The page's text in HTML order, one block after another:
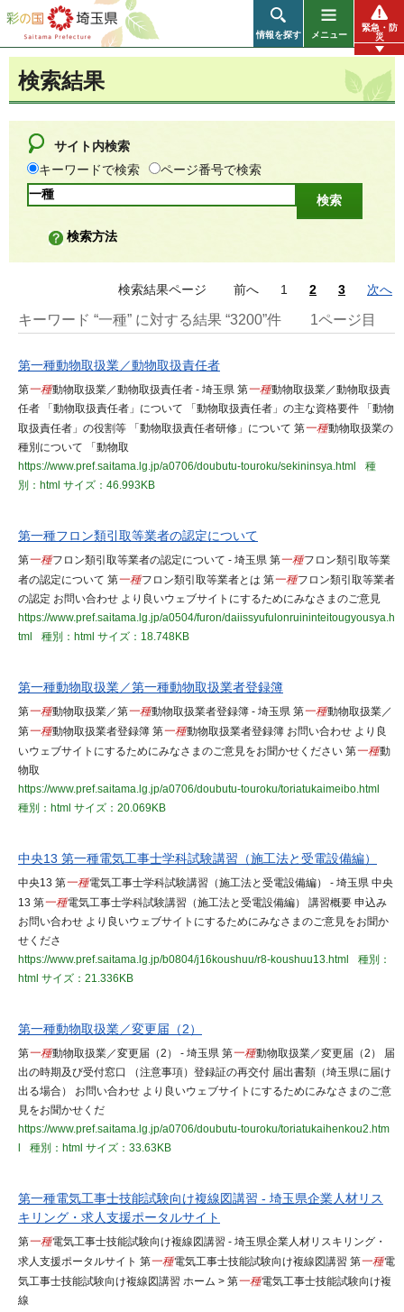
彩の国 埼玉県
情報を探す メニュー
緊急・防
災
検索結果
サイト内検索
キーワードで検索
ページ番号で検索
検索方法
検索結果ページ 前へ 1 2 3 次へ
キーワード “一種” に対する結果 “3200”件 1ページ目
第一種動物取扱業／動物取扱責任者
第一種動物取扱業／動物取扱責任者 - 埼玉県 第一種動物取扱業／動物取扱責
任者 「動物取扱責任者」について 「動物取扱責任者」の主な資格要件 「動物
取扱責任者」の役割等 「動物取扱責任者研修」について 第一種動物取扱業の
種別について 「動物取
https://www.pref.saitama.lg.jp/a0706/doubutu-touroku/sekininsya.html
種
別：html サイズ：46.993KB
第一種フロン類引取等業者の認定について
第一種フロン類引取等業者の認定について - 埼玉県 第一種フロン類引取等業
者の認定について 第一種フロン類引取等業者とは 第一種フロン類引取等業者
の認定 お問い合わせ より良いウェブサイトにするためにみなさまのご意見
https://www.pref.saitama.lg.jp/a0504/furon/daiissyufulonruininteitougyousya.h
tml
種別：html サイズ：18.748KB
第一種動物取扱業／第一種動物取扱業者登録簿
第一種動物取扱業／第一種動物取扱業者登録簿 - 埼玉県 第一種動物取扱業／
第一種動物取扱業者登録簿 第一種動物取扱業者登録簿 お問い合わせ より良
いウェブサイトにするためにみなさまのご意見をお聞かせください 第一種動
物取
https://www.pref.saitama.lg.jp/a0706/doubutu-touroku/toriatukaimeibo.html
種別：html サイズ：20.069KB
中央13 第一種電気工事士学科試験講習（施工法と受電設備編）
中央13 第一種電気工事士学科試験講習（施工法と受電設備編） - 埼玉県 中央
13 第一種電気工事士学科試験講習（施工法と受電設備編） 講習概要 申込み
お問い合わせ より良いウェブサイトにするためにみなさまのご意見をお聞か
せくださ
https://www.pref.saitama.lg.jp/b0804/j16koushuu/r8-koushuu13.html
種別：
html サイズ：21.336KB
第一種動物取扱業／変更届（2）
第一種動物取扱業／変更届（2） - 埼玉県 第一種動物取扱業／変更届（2） 届
出の時期及び受付窓口 （注意事項）登録証の再交付 届出書類（埼玉県に届け
出る場合） お問い合わせ より良いウェブサイトにするためにみなさまのご意
見をお聞かせくだ
https://www.pref.saitama.lg.jp/a0706/doubutu-touroku/toriatukaihenkou2.htm
種別：html サイズ：33.63KB
第一種電気工事士技能試験向け複線図講習 - 埼玉県企業人材リス
キリング・求人支援ポータルサイト
第一種電気工事士技能試験向け複線図講習 - 埼玉県企業人材リスキリング・
求人支援ポータルサイト 第一種電気工事士技能試験向け複線図講習 第一種電
気工事士技能試験向け複線図講習 ホーム > 第一種電気工事士技能試験向け複
線